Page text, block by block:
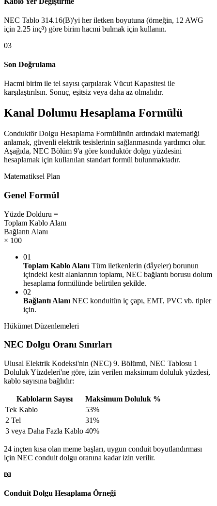
NEC Tablo 314.16(B)'yi her iletken boyutuna (örneğin, 12 AWG
için 2.25 inç³) göre birim hacmi bulmak için kullanın.
03
Son Doğrulama
Hacmi birim ile tel sayısı çarpılarak Vücut Kapasitesi ile
karşılaştırılsın. Sonuç, eşitsiz veya daha az olmalıdır.
Kanal Dolumu Hesaplama Formülü
Conduktör Dolgu Hesaplama Formülünün ardındaki matematiği
anlamak, güvenli elektrik tesislerinin sağlanmasında yardımcı olur.
Aşağıda, NEC Bölüm 9'a göre konduktör dolgu yüzdesini
hesaplamak için kullanılan standart formül bulunmaktadır.
Matematiksel Plan
Genel Formül
Yüzde Dolduru =
Toplam Kablo Alanı
Bağlantı Alanı
× 100
01
Toplam Kablo Alanı Tüm iletkenlerin (dâyeler) borunun
içindeki kesit alanlarının toplamı, NEC bağlantı borusu dolum
hesaplama formülünde belirtilen şekilde.
02
Bağlantı Alanı NEC konduitün iç çapı, EMT, PVC vb. tipler
için.
Hükümet Düzenlemeleri
NEC Dolgu Oranı Sınırları
Ulusal Elektrik Kodeksi'nin (NEC) 9. Bölümü, NEC Tablosu 1
Doluluk Yüzdeleri'ne göre, izin verilen maksimum doluluk yüzdesi,
kablo sayısına bağlıdır:
Kabloların Sayısı
Maksimum Doluluk %
Tek Kablo
53%
2 Tel
31%
3 veya Daha Fazla Kablo 40%
24 inçten kısa olan meme başları, uygun conduit boyutlandırması
için NEC conduit dolgu oranına kadar izin verilir.
📖
Conduit Dolgu Hesaplama Örneği